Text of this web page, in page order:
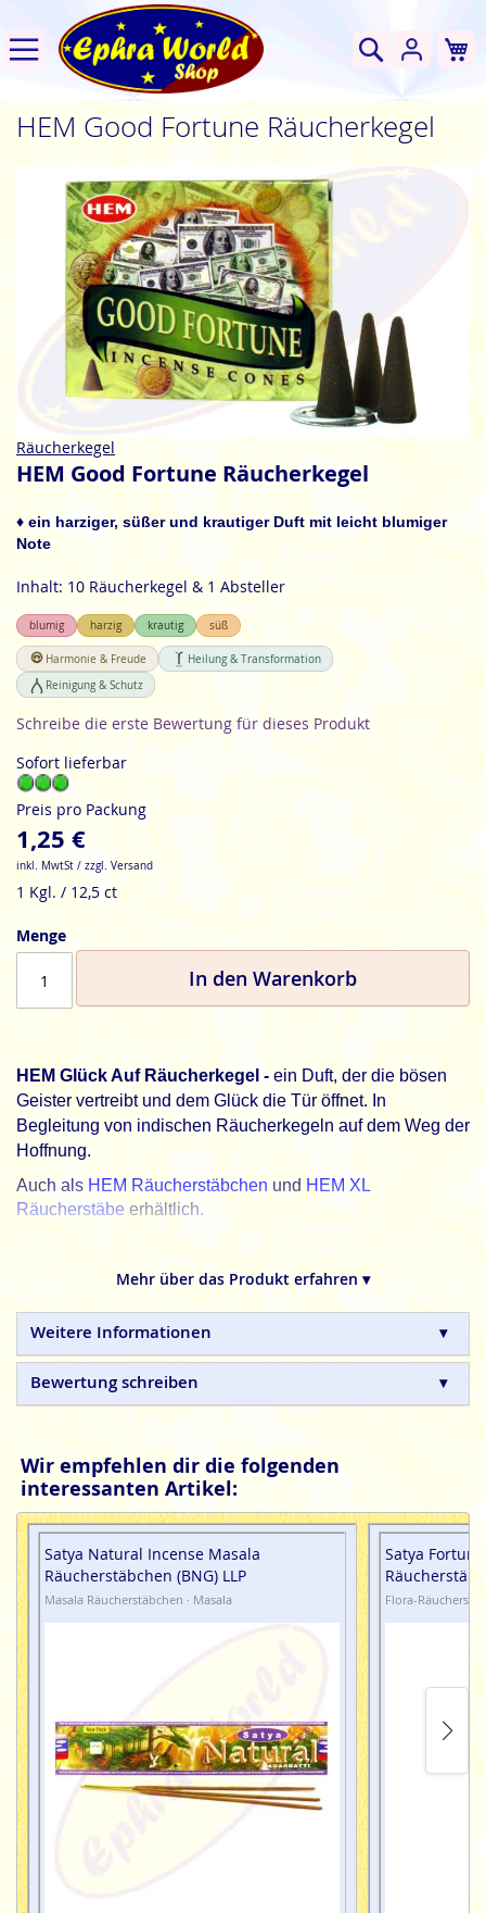
Suche
HEM Good Fortune Räucherkegel
Bildgalerie
springen
Zum
Anfang
Bildgalerie
springen
Räucherkegel
HEM Good Fortune Räucherkegel
♦ ein harziger, süßer und krautiger Duft mit leicht blumiger
Note
Inhalt: 10 Räucherkegel & 1 Absteller
blumig harzig krautig süß
Harmonie & Freude
Heilung & Transformation
Reinigung & Schutz
Schreibe die erste Bewertung für dieses Produkt
Sofort lieferbar
Preis pro Packung
1,25 €
inkl. MwtSt / zzgl. Versand
1 Kgl. / 12,5 ct
Menge
In den Warenkorb
HEM Glück Auf Räucherkegel - ein Duft, der die bösen
Geister vertreibt und dem Glück die Tür öffnet. In
Begleitung von indischen Räucherkegeln auf dem Weg der
Hoffnung.
Auch als HEM Räucherstäbchen und HEM XL
Räucherstäbe erhältlich.
indische Räucherkegel sind in Handarbeit
petrochemische Zusätze.
Mehr über das Produkt erfahren ▾
Weitere Informationen
Bewertung schreiben
Wir empfehlen dir die folgenden
interessanten Artikel:
Satya Natural Incense Masala
Räucherstäbchen (BNG) LLP
Masala Räucherstäbchen · Masala
Satya
Flora-